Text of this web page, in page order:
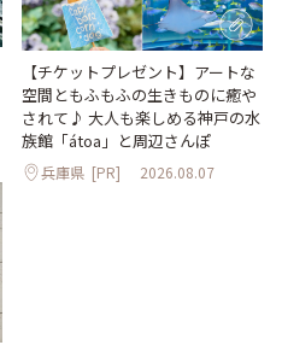
【チケットプレゼント】アートな
空間ともふもふの生きものに癒や
されて♪ 大人も楽しめる神戸の水
族館「átoa」と周辺さんぽ
兵庫県 [PR] 2026.08.07